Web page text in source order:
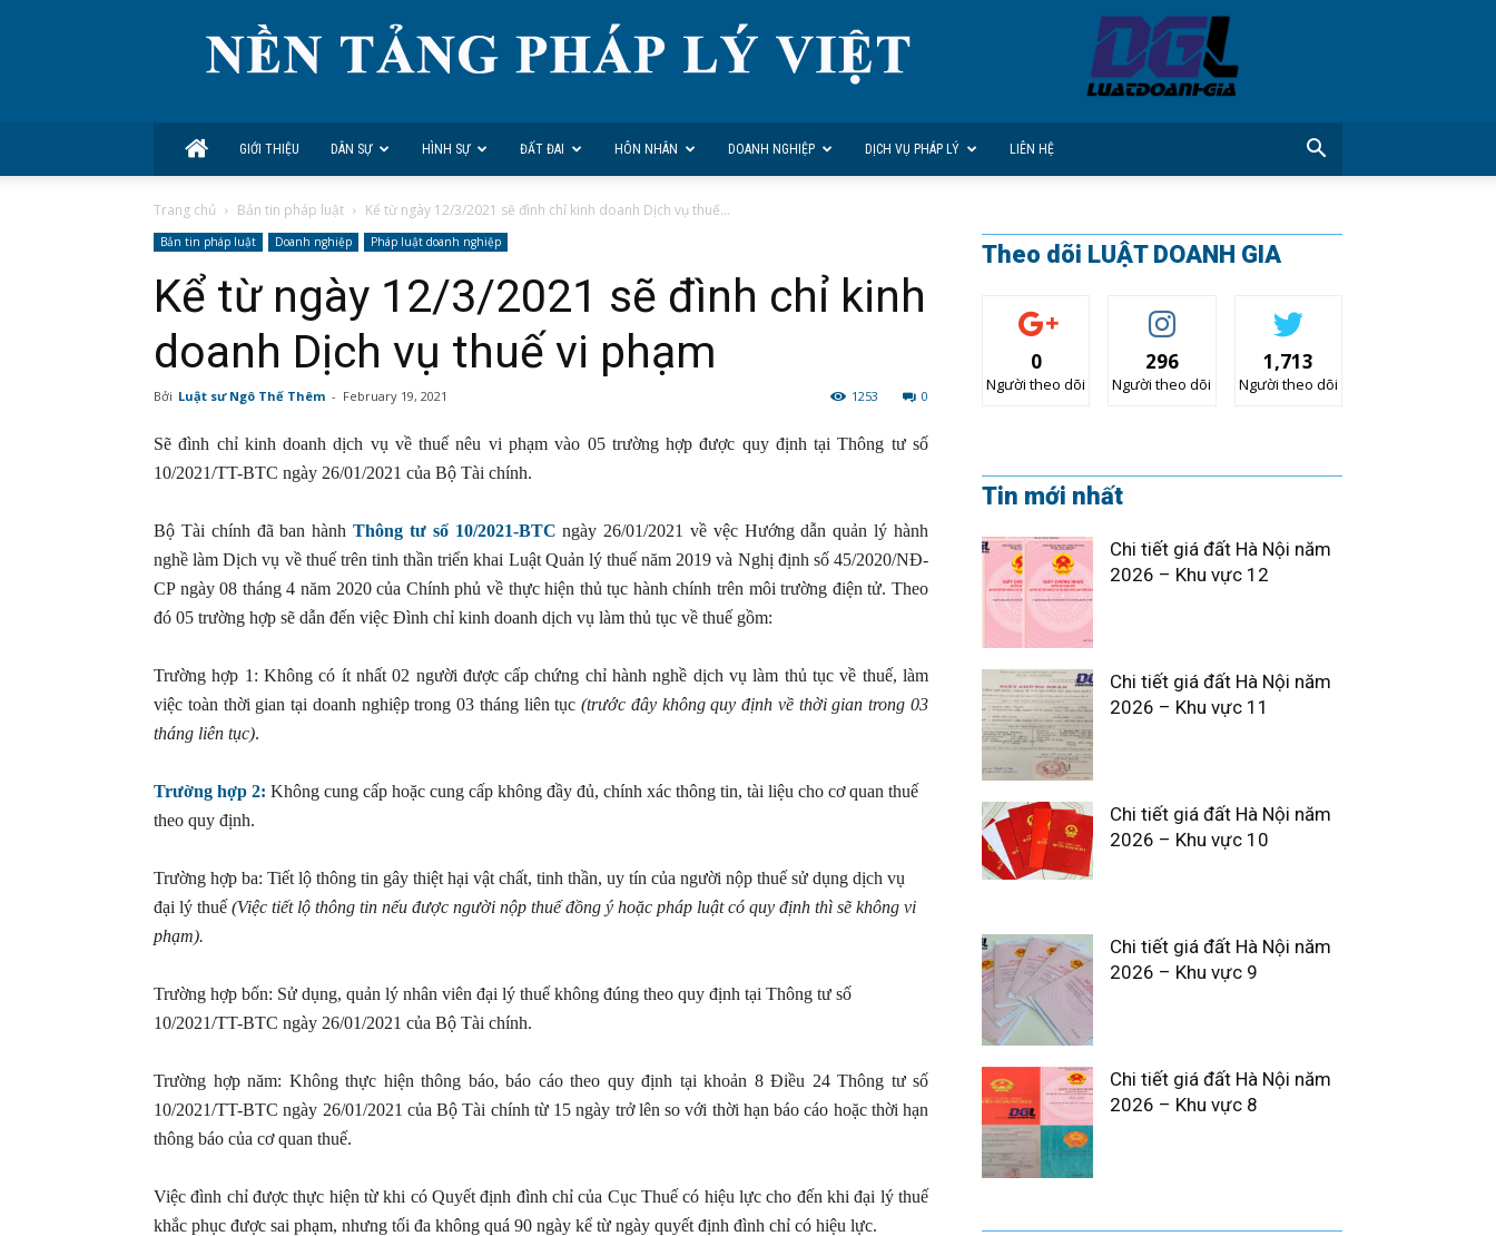
GIỚI THIỆU DÂN SỰ HÌNH SỰ ĐẤT ĐAI HÔN NHÂN DOANH NGHIỆP DỊCH VỤ PHÁP LÝ LIÊN HỆ
Trang chủ Bản tin pháp luật Kể từ ngày 12/3/2021 sẽ đình chỉ kinh doanh Dịch vụ thuế...
Bản tin pháp luật Doanh nghiệp Pháp luật doanh nghiệp
Kể từ ngày 12/3/2021 sẽ đình chỉ kinh
doanh Dịch vụ thuế vi phạm
Bởi Luật sư Ngô Thế Thêm - February 19, 2021 0
1253
Sẽ đình chỉ kinh doanh dịch vụ về thuế nêu vi phạm vào 05 trường hợp được quy định tại Thông tư số
10/2021/TT-BTC ngày 26/01/2021 của Bộ Tài chính.
Bộ Tài chính đã ban hành Thông tư số 10/2021-BTC ngày 26/01/2021 về vệc Hướng dẫn quản lý hành
nghề làm Dịch vụ về thuế trên tinh thần triển khai Luật Quản lý thuế năm 2019 và Nghị định số 45/2020/NĐ-
CP ngày 08 tháng 4 năm 2020 của Chính phủ về thực hiện thủ tục hành chính trên môi trường điện tử. Theo
đó 05 trường hợp sẽ dẫn đến việc Đình chỉ kinh doanh dịch vụ làm thủ tục về thuế gồm:
Trường hợp 1: Không có ít nhất 02 người được cấp chứng chỉ hành nghề dịch vụ làm thủ tục về thuế, làm
việc toàn thời gian tại doanh nghiệp trong 03 tháng liên tục(trước đây không quy định về thời gian trong 03
tháng liên tục).
Trường hợp 2: Không cung cấp hoặc cung cấp không đầy đủ, chính xác thông tin, tài liệu cho cơ quan thuế
theo quy định.
Trường hợp ba: Tiết lộ thông tin gây thiệt hại vật chất, tinh thần, uy tín của người nộp thuế sử dụng dịch vụ
đại lý thuế (Việc tiết lộ thông tin nếu được người nộp thuế đồng ý hoặc pháp luật có quy định thì sẽ không vi
phạm).
Trường hợp bốn: Sử dụng, quản lý nhân viên đại lý thuế không đúng theo quy định tại Thông tư số
10/2021/TT-BTC ngày 26/01/2021 của Bộ Tài chính.
Trường hợp năm: Không thực hiện thông báo, báo cáo theo quy định tại khoản 8 Điều 24 Thông tư số
10/2021/TT-BTC ngày 26/01/2021 của Bộ Tài chính từ 15 ngày trở lên so với thời hạn báo cáo hoặc thời hạn
thông báo của cơ quan thuế.
Việc đình chỉ được thực hiện từ khi có Quyết định đình chỉ của Cục Thuế có hiệu lực cho đến khi đại lý thuế
khắc phục được sai phạm, nhưng tối đa không quá 90 ngày kể từ ngày quyết định đình chỉ có hiệu lực.
Theo dõi LUẬT DOANH GIA
0
Người theo dõi
296
Người theo dõi
1,713
Người theo dõi
Tin mới nhất
Chi tiết giá đất Hà Nội năm
2026 – Khu vực 12
Chi tiết giá đất Hà Nội năm
2026 – Khu vực 11
Chi tiết giá đất Hà Nội năm
2026 – Khu vực 10
Chi tiết giá đất Hà Nội năm
2026 – Khu vực 9
Chi tiết giá đất Hà Nội năm
2026 – Khu vực 8